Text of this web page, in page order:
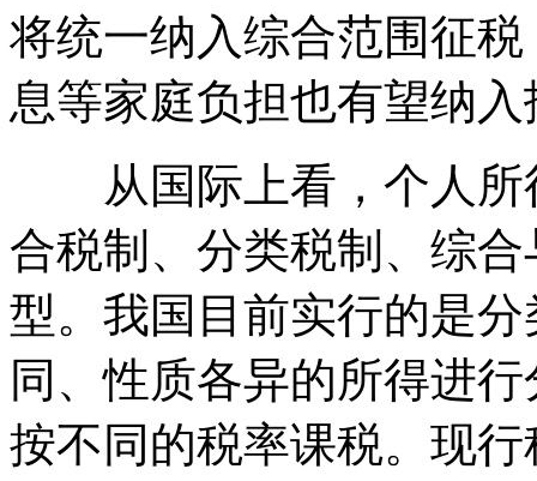
将统一纳入综合范围征
息等家庭负担也有望纳入
从国际上看，个人所
合税制、分类税制、综
型。我国目前实行的是
同、性质各异的所得进
按不同的税率课税。现